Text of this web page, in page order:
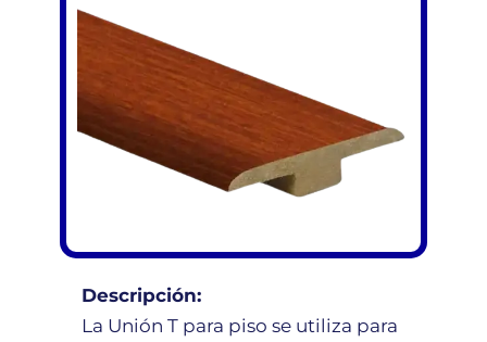
Descripción:
La Unión T para piso se utiliza para